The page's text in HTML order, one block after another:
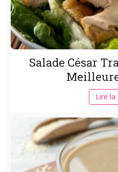
Salade César
Lire la